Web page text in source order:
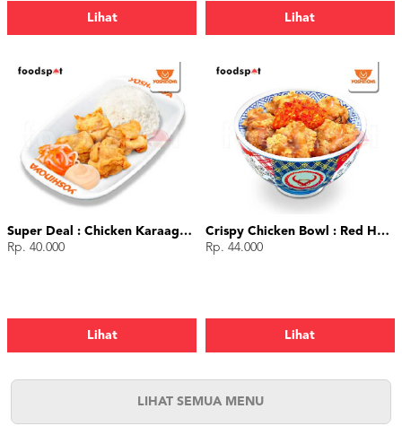
Lihat Lihat
Super Deal : Chicken Karaage (4 pcs)
Rp. 40.000
Lihat
Crispy Chicken Bowl : Red Hot Chili
Rp. 44.000
Lihat
LIHAT SEMUA MENU